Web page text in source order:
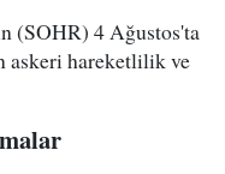
(SOHR) 4 Ağustos'ta
askeri hareketlilik ve